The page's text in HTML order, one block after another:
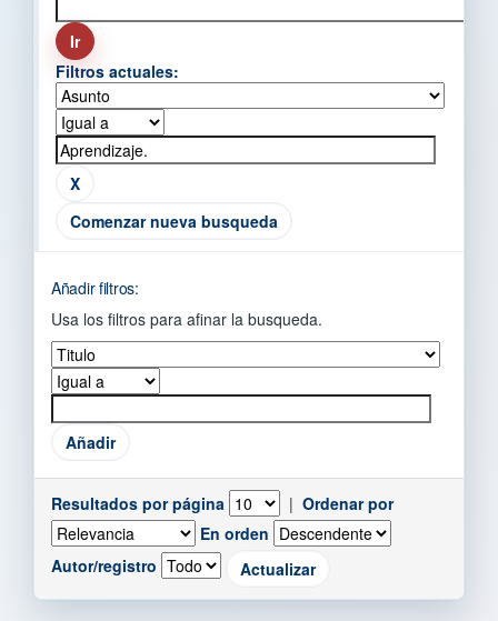
Filtros actuales:
Comenzar nueva busqueda
Añadir filtros:
Usa los filtros para afinar la busqueda.
Resultados por página | Ordenar por
En orden
Autor/registro